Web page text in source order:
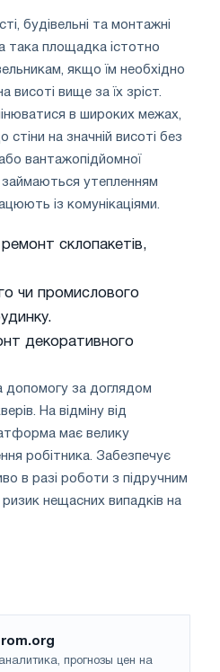
будівельні та монтажні
така площадка істотно
якщо їм необхідно
висоті вище за їх зріст.
в широких межах,
на значній висоті без
вантажопідйомної
займаються утепленням
із комунікаціями.
склопакетів,
чи промислового
декоративного
допомогу за доглядом
На відміну від
має велику
робітника. Забезпечує
в разі роботи з підручним
ризик нещасних випадків на
прогнозы цен на